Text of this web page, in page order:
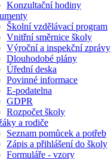
Konzultační hodiny
Školní vzdělávací program
Vnitřní směrnice školy
Výroční a inspekční zprávy
Dlouhodobé plány
Úřední deska
Povinné informace
E-podatelna
GDPR
Rozpočet školy
a rodiče
Seznam pomůcek a potřeb
Zápis a přihlášení do školy
Formuláře - vzory